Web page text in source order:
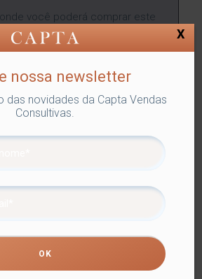
onde você poderá comprar este
,TÁBUAS
nossa newsletter
das novidades da Capta Vendas
Consultivas.
X